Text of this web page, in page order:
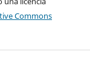
Commons